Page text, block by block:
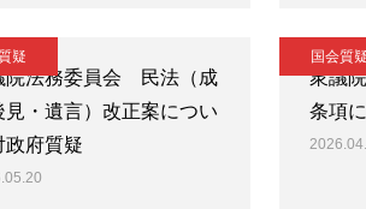
疑
院法務委員会 民法（成
見・遺言）改正案につい
政府質疑
国会質疑
衆議
条項